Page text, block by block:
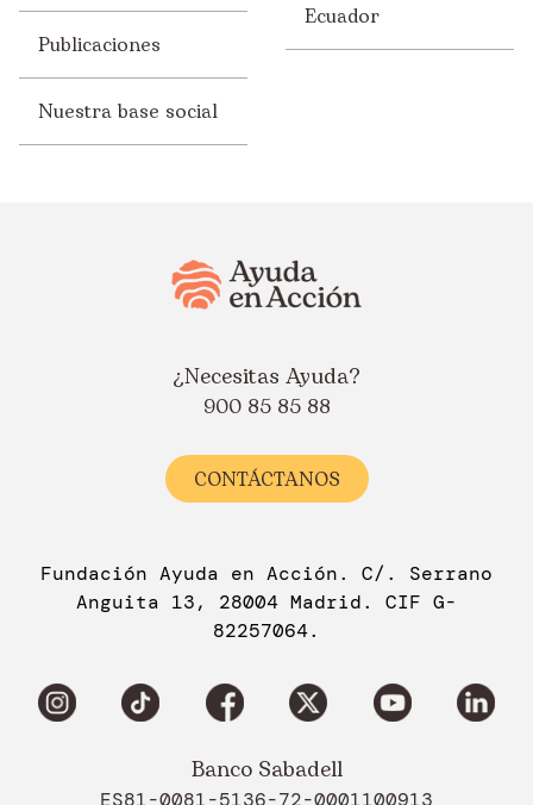
Publicaciones
Nuestra base social
Ecuador
¿Necesitas Ayuda?
900 85 85 88
CONTÁCTANOS
Fundación Ayuda en Acción. C/. Serrano
Anguita 13, 28004 Madrid. CIF G-
82257064.
Banco Sabadell